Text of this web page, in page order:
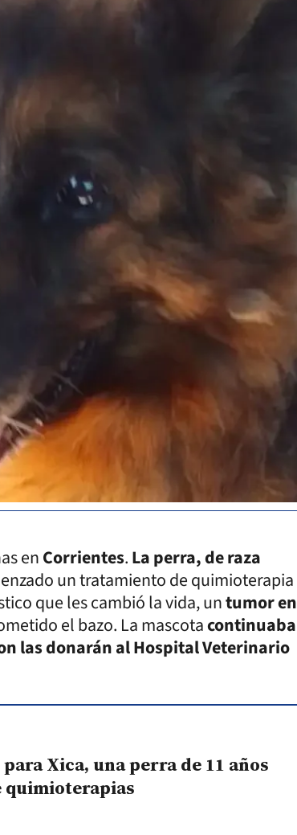
enCorrientes.La perra, de raza
un tratamiento de quimioterapia
que les cambió la vida, untumor en
el bazo. La mascotacontinuaba
las donarán al Hospital Veterinario
Xica, una perra de 11 años
quimioterapias